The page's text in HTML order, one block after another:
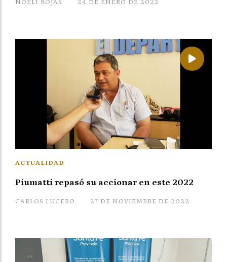
NOELÍ ROJAS 24 DE ENERO DE 2023
Piumatti repasó su accionar en este 2022
CARLOS LUCERO
ACTUALIDAD
27 DE NOVIEMBRE DE 2022